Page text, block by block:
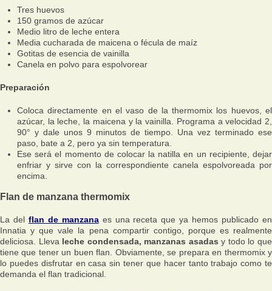
Tres huevos
150 gramos de azúcar
Medio litro de leche entera
Media cucharada de maicena o fécula de maíz
Gotitas de esencia de vainilla
Canela en polvo para espolvorear
Preparación
Coloca directamente en el vaso de la thermomix los huevos, el
azúcar, la leche, la maicena y la vainilla. Programa a velocidad 2,
90° y dale unos 9 minutos de tiempo. Una vez terminado ese
paso, bate a 2, pero ya sin temperatura.
Ese será el momento de colocar la natilla en un recipiente, dejar
enfriar y sirve con la correspondiente canela espolvoreada por
encima.
Flan de manzana thermomix
La del flan de manzanaes una receta que ya hemos publicado en
Innatia y que vale la pena compartir contigo, porque es realmente
deliciosa. Lleva leche condensada, manzanas asadas y todo lo que
tiene que tener un buen flan. Obviamente, se prepara en thermomix y
lo puedes disfrutar en casa sin tener que hacer tanto trabajo como te
demanda el flan tradicional.